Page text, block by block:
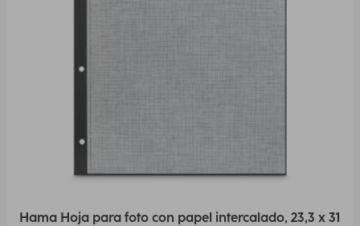
Hama Hoja para foto con papel intercalado, 23,3 x 31